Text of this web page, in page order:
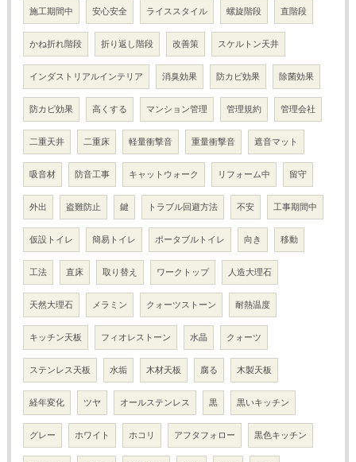
施工期間中 安心安全 ライススタイル 螺旋階段 直階段
かね折れ階段 折り返し階段 改善策 スケルトン天井
インダストリアルインテリア 消臭効果 防カビ効果 除菌効果
防カビ効果 高くする マンション管理 管理規約 管理会社
二重天井 二重床 軽量衝撃音 重量衝撃音 遮音マット
吸音材 防音工事 キャットウォーク リフォーム中 留守
外出 盗難防止 鍵 トラブル回避方法 不安 工事期間中
仮設トイレ 簡易トイレ ポータブルトイレ 向き 移動
工法 直床 取り替え ワークトップ 人造大理石
天然大理石 メラミン クォーツストーン 耐熱温度
キッチン天板 フィオレストーン 水晶 クォーツ
ステンレス天板 水垢 木材天板 腐る 木製天板
経年変化 ツヤ オールステンレス 黒 黒いキッチン
グレー ホワイト ホコリ アフタフォロー 黒色キッチン